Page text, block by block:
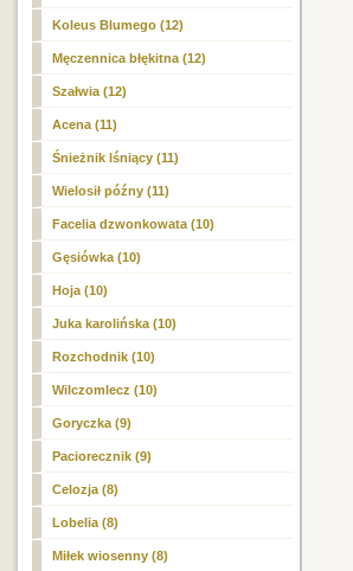
Koleus Blumego (12)
Męczennica błękitna (12)
Szałwia (12)
Acena (11)
Śnieżnik lśniący (11)
Wielosił późny (11)
Facelia dzwonkowata (10)
Gęsiówka (10)
Hoja (10)
Juka karolińska (10)
Rozchodnik (10)
Wilczomlecz (10)
Goryczka (9)
Paciorecznik (9)
Celozja (8)
Lobelia (8)
Miłek wiosenny (8)